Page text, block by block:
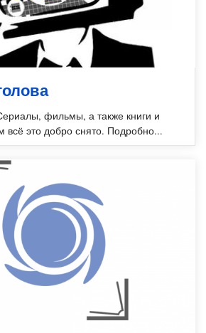
фильмы, а также книги и
всё это добро снято. Подробно...